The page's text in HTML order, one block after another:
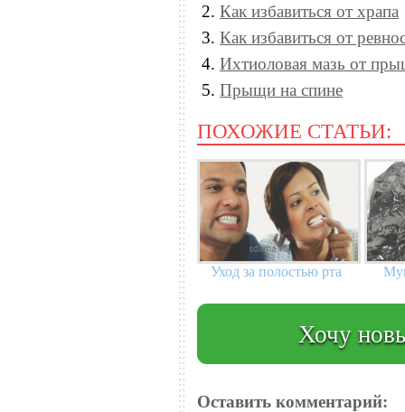
Как избавиться от храпа
Как избавиться от
Ихтиоловая мазь от
Прыщи на спине
ПОХОЖИЕ СТАТЬИ:
Уход за полостью рта
Хочу
Оставить комментарий: